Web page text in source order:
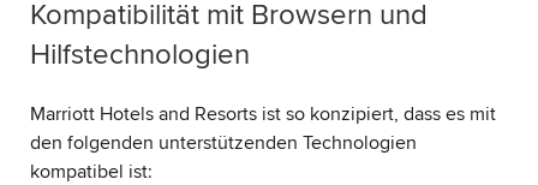
Kompatibilität mit Browsern und
Hilfstechnologien
Marriott Hotels and Resorts ist so konzipiert, dass es mit
den folgenden unterstützenden Technologien
kompatibel ist: